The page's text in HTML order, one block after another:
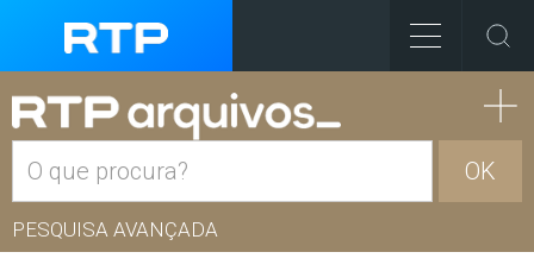
OK
PESQUISA AVANÇADA